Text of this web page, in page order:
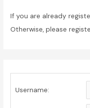
If you are already
Otherwise, please
Username: